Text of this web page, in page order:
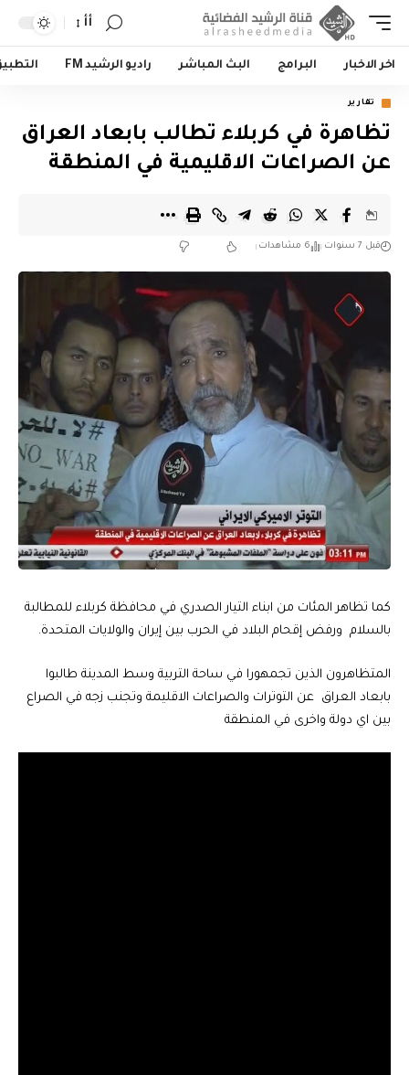
أأ
اخر الاخبار البرامج البث المباشر راديو الرشيد FM
تقارير
تظاهرة في كربلاء تطالب بابعاد العراق
عن الصراعات الاقليمية في المنطقة
قبل 7 سنوات 6 مشاهدات
كما تظاهر المئات من ابناء التيار الصدري في محافظة كربلاء للمطالبة
بالسلام ورفض إقحام البلاد في الحرب بين إيران والولايات المتحدة.
المتظاهرون الذين تجمهورا في ساحة التربية وسط المدينة طالبوا
بابعاد العراق عن التوترات والصراعات الاقليمة وتجنب زجه في الصراع
بين اي دولة واخرى في المنطقة